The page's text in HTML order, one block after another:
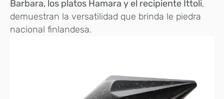
Barbara, los platos Hamara y el recipiente Ittoli,
demuestran la versatilidad que brinda le piedra
nacional finlandesa.